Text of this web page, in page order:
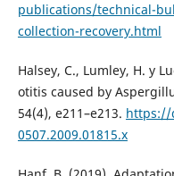
publications/technical-
collection-recovery.html
Halsey, C., Lumley, H. y
otitis caused by
54(4), e211–e213. https://
0507.2009.01815.x